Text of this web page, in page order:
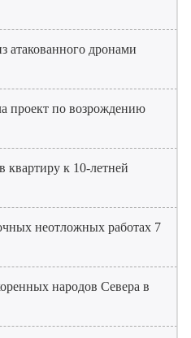
атакованного дронами
проект по возрождению
квартиру к 10-летней
неотложных работах 7
народов Севера в